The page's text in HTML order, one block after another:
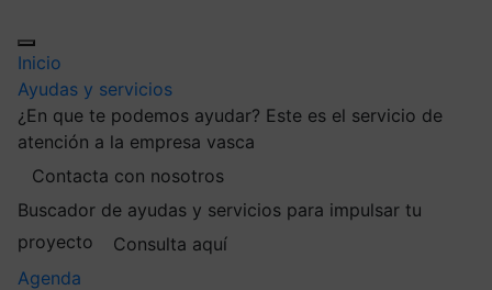
Inicio
Ayudas y servicios
¿En que te podemos ayudar? Este es el servicio de
atención a la empresa vasca
Contacta con nosotros
Buscador de ayudas y servicios para impulsar tu
proyecto
Consulta aquí
Agenda